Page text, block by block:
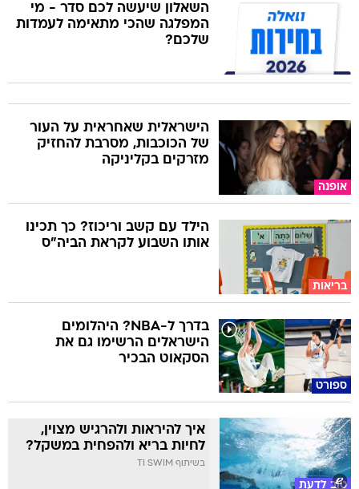
השאלון שיעשה לכם סדר - מי
המפלגה שהכי מתאימה לעמדות
שלכם?
אופנה
הישראלית שאחראית על העור
של הכוכבות, מסרבת להחזיק
מזרקים בקליניקה
בריאות
הילד עם קשב וריכוז? כך תכינו
אותו השבוע לקראת הביה"ס
ספורט
בדרך ל-NBA? היהלומים
הישראלים הרשימו גם את
הסקאוט הבכיר
טוב לדעת
איך להיראות ולהרגיש מצוין,
לחיות בריא ולהפחית במשקל?
בשיתוף TI SWIM